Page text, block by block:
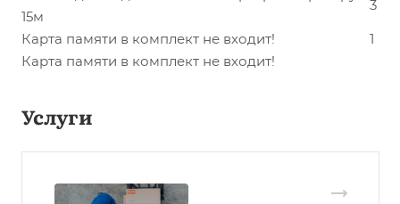
15м
3
Карта памяти в комплект не входит!
1
Карта памяти в комплект не входит!
Услуги